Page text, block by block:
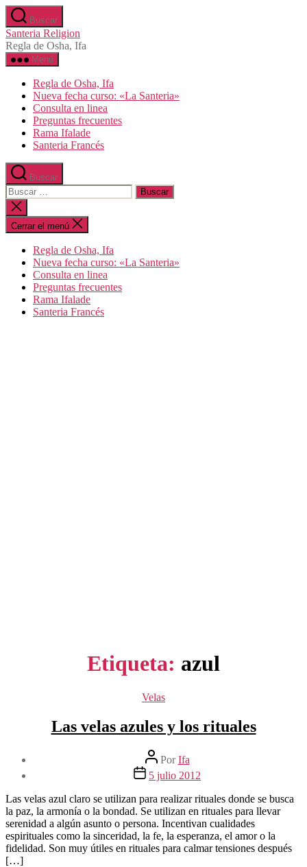
Saltar
al
contenido
Buscar
Santeria Religion
Regla de Osha, Ifa
Menú
Regla de Osha, Ifa
Nueva fecha curso: «La Santeria»
Consulta en linea
Preguntas frecuentes
Rama Ifalade
Santeria Francés
Buscar
Buscar:
Cerrar
la
búsqueda
Cerrar el menú
Regla de Osha, Ifa
Nueva fecha curso: «La Santeria»
Consulta en linea
Preguntas frecuentes
Rama Ifalade
Santeria Francés
Etiqueta: azul
Categorías
Velas
Las velas azules y los rituales
Autor
de
la
PorIfa
Fecha
la
entrada
5 julio 2012
Las velas azul claro se utilizan para realizar rituales donde se busca
la paz, la armonía o la bondad. Se utilizan en rituales para llevar
serenidad a algún asunto o persona. Incentivan cualidades
espirituales como la sinceridad, la fe, la esperanza, el amor o la
fidelidad. Son muy útiles en rituales para calmar tensiones después
[…]